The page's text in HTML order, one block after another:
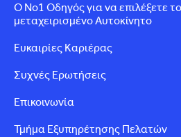
Ο Νο1 Οδηγός για να επιλέξετε
μεταχειρισμένο Αυτοκίνητο
Ευκαιρίες Καριέρας
Συχνές Ερωτήσεις
Επικοινωνία
Τμήμα Εξυπηρέτησης Πελατών